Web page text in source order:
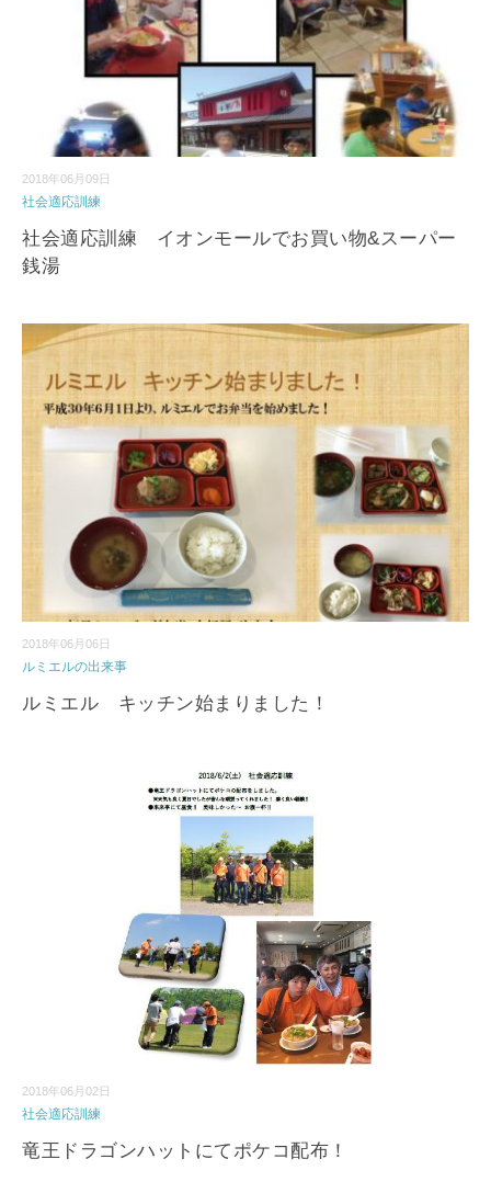
2018年06月09日
社会適応訓練
社会適応訓練 イオンモールでお買い物&スーパー
銭湯
2018年06月06日
ルミエルの出来事
ルミエル キッチン始まりました！
2018年06月02日
社会適応訓練
竜王ドラゴンハットにてポケコ配布！